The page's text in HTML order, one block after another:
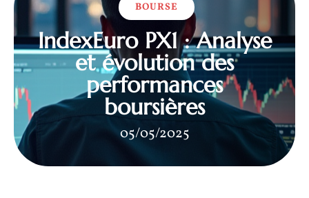
BOURSE
IndexEuro PX1 : Analyse
et évolution des
performances
boursières
05/05/2025